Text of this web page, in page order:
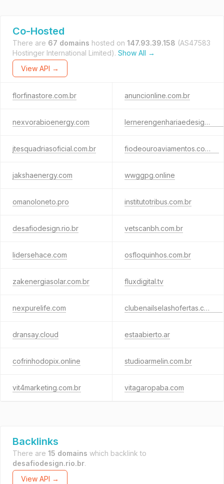
Co-Hosted
There are 67 domains hosted on 147.93.39.158 (AS47583
Hostinger International Limited). Show All →
View API →
florfinastore.com.br anuncionline.com.br
nexvorabioenergy.com lernerengenhariaedesign.com.br
jtesquadriasoficial.com.br fiodeouroaviamentos.com.br
jakshaenergy.com wwggpg.online
omanoloneto.pro institutotribus.com.br
desafiodesign.rio.br vetscanbh.com.br
lidersehace.com osfloquinhos.com.br
zakenergiasolar.com.br fluxdigital.tv
nexpurelife.com clubenailselashofertas.com.br
dransay.cloud estaabierto.ar
cofrinhodopix.online studioarmelin.com.br
vit4marketing.com.br vitagaropaba.com
Backlinks
There are 15 domains which backlink to
desafiodesign.rio.br.
View API →